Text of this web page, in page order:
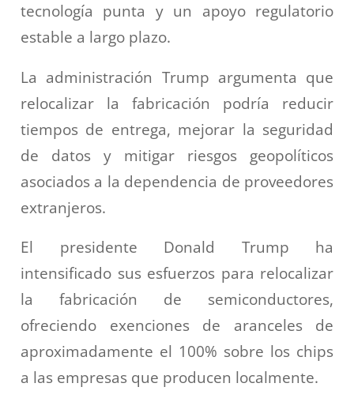
tecnología punta y un apoyo regulatorio
estable a largo plazo.
La administración Trump argumenta que
relocalizar la fabricación podría reducir
tiempos de entrega, mejorar la seguridad
de datos y mitigar riesgos geopolíticos
asociados a la dependencia de proveedores
extranjeros.
El presidente Donald Trump ha
intensificado sus esfuerzos para relocalizar
la fabricación de semiconductores,
ofreciendo exenciones de aranceles de
aproximadamente el 100% sobre los chips
a las empresas que producen localmente.